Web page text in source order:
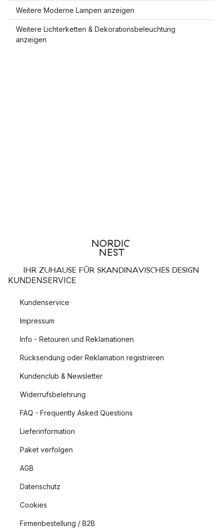
Weitere Moderne Lampen anzeigen
Weitere Lichterketten & Dekorationsbeleuchtung
anzeigen
IHR ZUHAUSE FÜR SKANDINAVISCHES DESIGN
KUNDENSERVICE
Kundenservice
Impressum
Info - Retouren und Reklamationen
Rücksendung oder Reklamation registrieren
Kundenclub & Newsletter
Widerrufsbelehrung
FAQ - Frequently Asked Questions
Lieferinformation
Paket verfolgen
AGB
Datenschutz
Cookies
Firmenbestellung / B2B